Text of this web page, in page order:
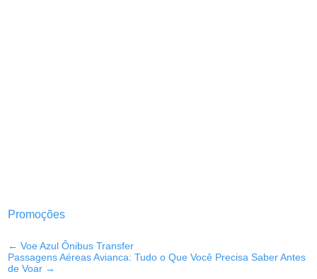
Promoções
← Voe Azul Ônibus Transfer
Passagens Aéreas Avianca: Tudo o Que Você Precisa Saber Antes
de Voar →